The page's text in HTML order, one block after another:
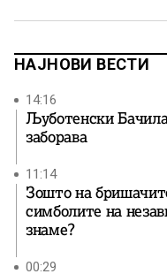
„Македонска нација“,
НАЈНОВИ ВЕСТИ
14:16
Љуботенски
заборава
11:14
Зошто на
симболите на
знаме?
00:29